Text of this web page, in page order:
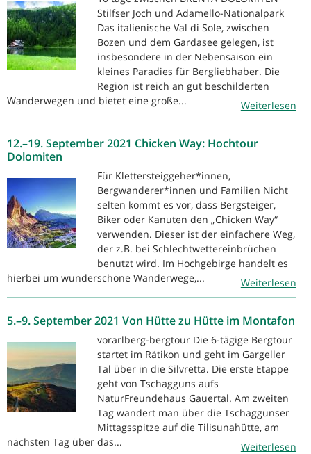
Stilfser Joch und Adamello-Nationalpark
Das italienische Val di Sole, zwischen
Bozen und dem Gardasee gelegen, ist
insbesondere in der Nebensaison ein
kleines Paradies für Bergliebhaber. Die
Region ist reich an gut beschilderten
Wanderwegen und bietet eine große...
Weiterlesen
12.–19. September 2021 Chicken Way: Hochtour
Dolomiten
Für Klettersteiggeher*innen,
Bergwanderer*innen und Familien Nicht
selten kommt es vor, dass Bergsteiger,
Biker oder Kanuten den „Chicken Way“
verwenden. Dieser ist der einfachere Weg,
der z.B. bei Schlechtwettereinbrüchen
benutzt wird. Im Hochgebirge handelt es
hierbei um wunderschöne Wanderwege,...
Weiterlesen
5.–9. September 2021 Von Hütte zu Hütte im Montafon
vorarlberg-bergtour Die 6-tägige Bergtour
startet im Rätikon und geht im Gargeller
Tal über in die Silvretta. Die erste Etappe
geht von Tschagguns aufs
NaturFreundehaus Gauertal. Am zweiten
Tag wandert man über die Tschaggunser
Mittagsspitze auf die Tilisunahütte, am
nächsten Tag über das...
Weiterlesen